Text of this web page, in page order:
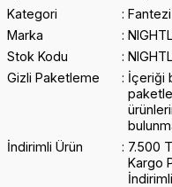
Kategori
Marka
Stok Kodu
Gizli Paketleme
İçeriği
İndirimli Ürün
7.500
Kargo